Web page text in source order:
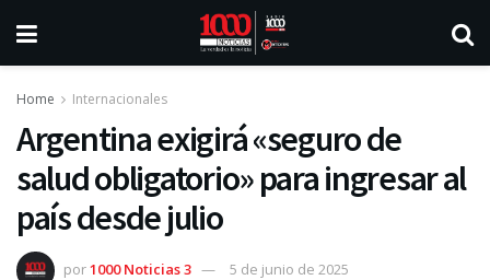
Home Internacionales
Argentina exigirá «seguro de
salud obligatorio» para ingresar al
país desde julio
por1000 Noticias 3 5 de junio de 2025